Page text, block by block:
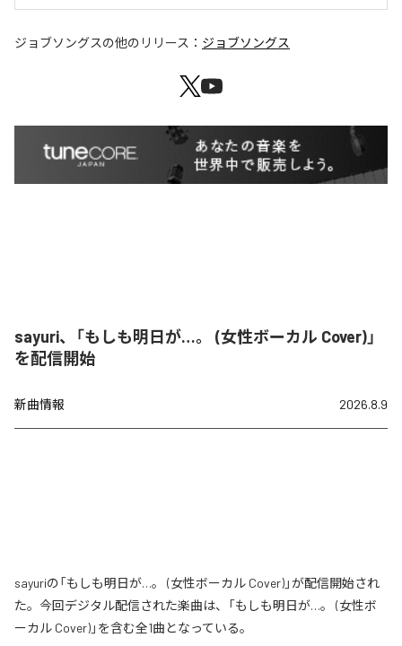
ジョブソングスの他のリリース： ジョブソングス
sayuri、「もしも明日が…。 (女性ボーカル Cover)」
を配信開始
新曲情報 2026.8.9
sayuriの「もしも明日が…。 (女性ボーカル Cover)」が配信開始され
た。今回デジタル配信された楽曲は、「もしも明日が…。 (女性ボ
ーカル Cover)」を含む全1曲となっている。